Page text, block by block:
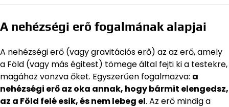
A nehézségi erő fogalmának alapjai
A nehézségi erő (vagy gravitációs erő) az az erő, amely
a Föld (vagy más égitest) tömege által fejti ki a testekre,
magához vonzva őket. Egyszerűen fogalmazva: a
nehézségi erő az oka annak, hogy bármit elengedsz,
az a Föld felé esik, és nem lebeg el. Az erő mindig a